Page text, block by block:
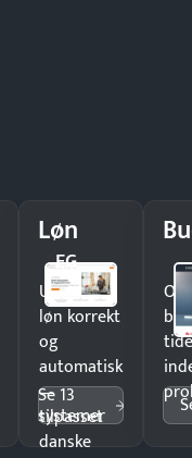
Løn
EG
Udbetal
løn korrekt
og
automatisk
—
tilpasset
danske
Se 13
systemer